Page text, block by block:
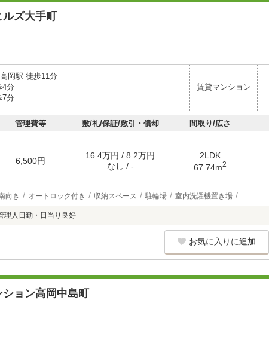
ズ大手町
岡駅 徒歩11分
4分
7分
賃貸マンション
管理費等 敷/礼/保証/敷引・償却 間取り/広さ
6,500円
16.4万円 / 8.2万円
なし / -
2LDK
67.74m2
向き オートロック付き 収納スペース 駐輪場 室内洗濯機置き場
理人日勤・日当り良好
お気に入りに追加
ョン高岡中島町